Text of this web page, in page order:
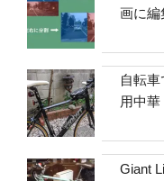
画に編
自転
用中
Giant